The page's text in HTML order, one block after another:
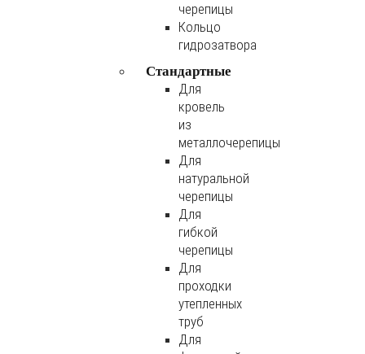
черепицы
Кольцо
гидрозатвора
Стандартные
Для
кровель
из
металлочерепицы
Для
натуральной
черепицы
Для
гибкой
черепицы
Для
проходки
утепленных
труб
Для